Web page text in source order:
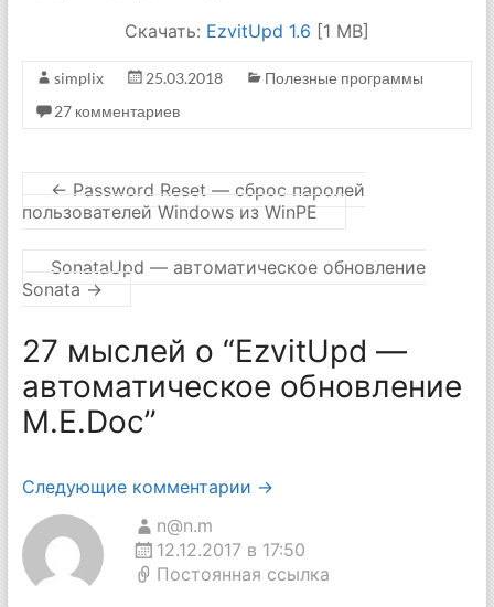
Скачать: EzvitUpd 1.6 [1 MB]
simplix 25.03.2018
Полезные программы
27 комментариев
← Password Reset — сброс паролей
пользователей Windows из WinPE
SonataUpd — автоматическое обновление
Sonata →
27 мыслей о “EzvitUpd —
автоматическое обновление
M.E.Doc”
Навигация
по
комментариям
Следующие комментарии →
n@n.m
12.12.2017 в 17:50
Постоянная ссылка